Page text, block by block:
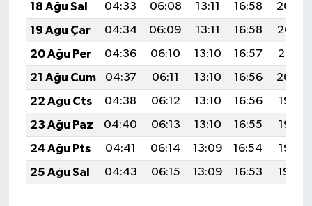
18 Ağu Sal
04:33 06:08 13:11 16:58
20:04
19 Ağu Çar
04:34 06:09 13:11 16:58
20:03
20 Ağu Per
04:36 06:10 13:10 16:57
20:01
21 Ağu Cum
04:37 06:11 13:10 16:56
20:00
22 Ağu Cts
04:38 06:12 13:10 16:56
19:58
23 Ağu Paz
04:40 06:13 13:10 16:55
19:57
24 Ağu Pts
04:41 06:14 13:09 16:54
19:55
25 Ağu Sal
04:43 06:15 13:09 16:53 19:54